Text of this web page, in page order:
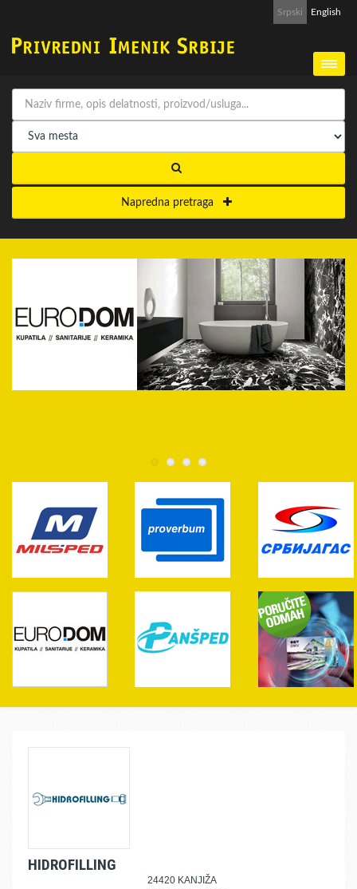
Srpski English
Napredna pretraga
HIDROFILLING
24420 KANJIŽA